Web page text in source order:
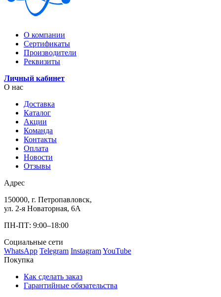
О компании
Сертификаты
Производители
Реквизиты
Личный кабинет
О нас
Доставка
Каталог
Акции
Команда
Контакты
Оплата
Новости
Отзывы
Адрес
150000, г. Петропавловск,
ул. 2-я Новаторная, 6А
ПН-ПТ: 9:00–18:00
Социальные сети
WhatsApp Telegram InstagramYouTube
Покупка
Как сделать заказ
Гарантийные обязательства